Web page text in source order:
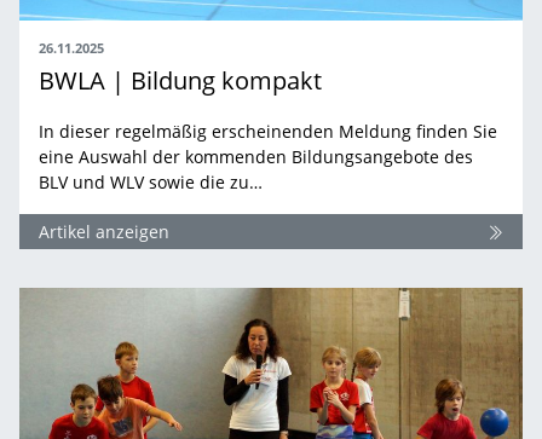
26.11.2025
BWLA | Bildung kompakt
In dieser regelmäßig erscheinenden Meldung finden Sie
eine Auswahl der kommenden Bildungsangebote des
BLV und WLV sowie die zu…
Artikel anzeigen